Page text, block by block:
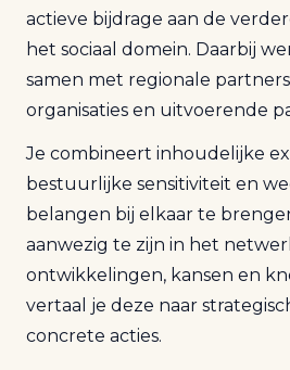
actieve bijdrage aan de
het sociaal domein. Daarbij
samen met regionale
organisaties en uitvoerende
Je combineert inhoudelijke
bestuurlijke sensitiviteit en
belangen bij elkaar te
aanwezig te zijn in het
ontwikkelingen, kansen en
vertaal je deze naar
concrete acties.